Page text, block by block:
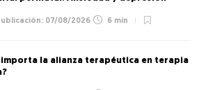
07/08/2026 6 min
importa la alianza terapéutica en terapia